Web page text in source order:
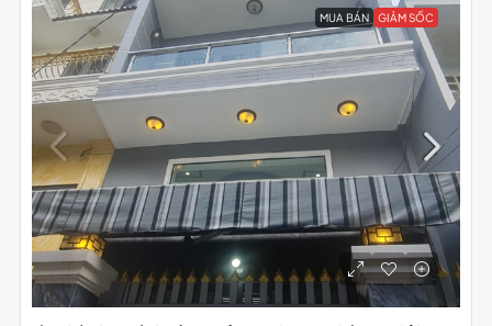
MUA BÁN GIẢM SỐC